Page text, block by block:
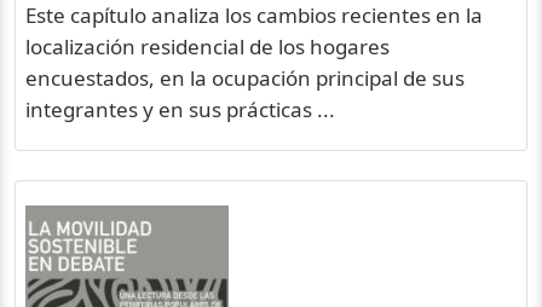
Este capítulo analiza los cambios recientes en la
localización residencial de los hogares
encuestados, en la ocupación principal de sus
integrantes y en sus prácticas ...